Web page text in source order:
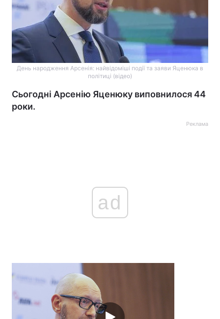
День народження Арсенія: найвідоміші події та заяви Яценюка в
політиці (відео)
Сьогодні Арсенію Яценюку виповнилося 44
роки.
Реклама
ad